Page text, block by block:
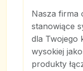
Nasza firma
stanowiące
dla Twojego
wysokiej
produkty